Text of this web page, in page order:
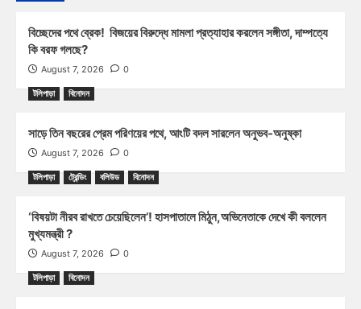
বিচ্ছেদের পথে ব্রেক! বিজয়ের বিরুদ্ধে মামলা প্রত্যাহার করলেন সঙ্গীতা, দাম্পত্যে
কি বরফ গলছে?
August 7, 2026 0
টলিপাড়া বিনোদন
সাড়ে তিন বছরের প্রেম পরিণয়ের পথে, আংটি বদল সারলেন অনুভব-অনুষ্কা
August 7, 2026 0
টলিপাড়া ট্রেন্ডিং বলিউড বিনোদন
‘বিষয়টা নীরব রাখতে চেয়েছিলেন’! হাসপাতালে মিঠুন,অভিনেতাকে দেখে কী বললেন
মুখ্যমন্ত্রী ?
August 7, 2026 0
টলিপাড়া বিনোদন